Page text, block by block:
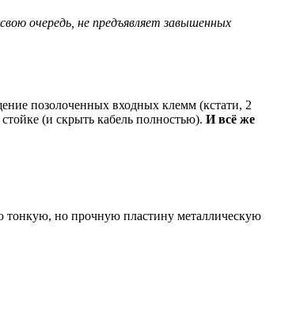
очередь, не предъявляет завышенных
позолоченных входных клемм (кстати, 2
(и скрыть кабель полностью). И всё же
тонкую, но прочную пластину металлическую